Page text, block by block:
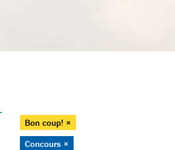
Bon coup! ×
Concours ×